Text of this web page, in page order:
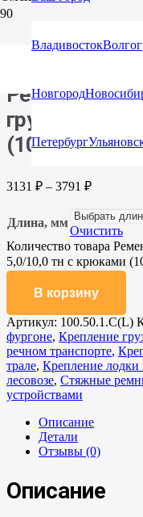
Владивосток
Новгород
Петербург
крюками и натяжными
Ремень
груза 5,0/
(100.50.1.С(L)
3131 ₽ – 3791 ₽
Длина, мм
Очистить
Количество товара
5,0/10,0 тн с крюками
В корзину
Артикул: 100.50.1.С(L)
фургоне, Крепление
речном транспорте,
трале, Крепление лодки
лесовозе, Стяжные
устройствами
Описание
Детали
Отзывы (0)
Описание